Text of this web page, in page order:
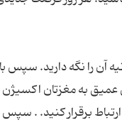
را نگه دارید. سپس
عمیق به مغزتان
برقرار کنید. . سپس